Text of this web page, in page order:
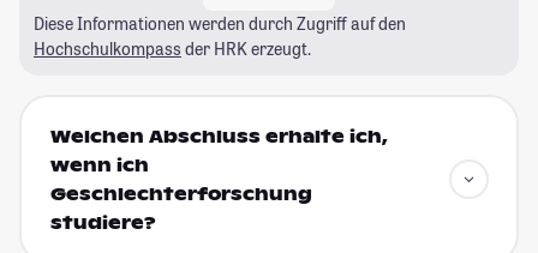
Diese Informationen werden durch Zugriff auf den
Hochschulkompass der HRK erzeugt.
Welchen Abschluss erhalte ich,
wenn ich
Geschlechterforschung
studiere?